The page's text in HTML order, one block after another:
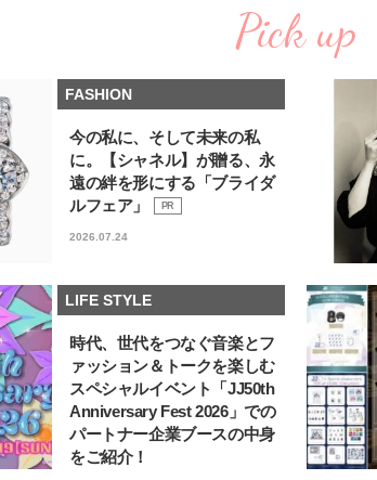
Pick up
FASHION
今の私に、そして未来の私
に。【シャネル】が贈る、永
遠の絆を形にする「ブライダ
ルフェア」
PR
2026.07.24
LIFE STYLE
時代、世代をつなぐ音楽とフ
ァッション＆トークを楽しむ
スペシャルイベント「JJ50th
Anniversary Fest 2026」での
パートナー企業ブースの中身
をご紹介！
夏の必需品〉
【JJ専属モデルの素
ィ大好き！ 松川 星
【J’s Picks】J-
徹底した日焼けケア
ばん大切なのは…〈
ファッション夏の必
て？】自称“コスメ
い”のポーチの中身
【注目アーティスト
て？】忙しい日でも
朝と夜のケアでつく
2026.01.30
BEAUTY